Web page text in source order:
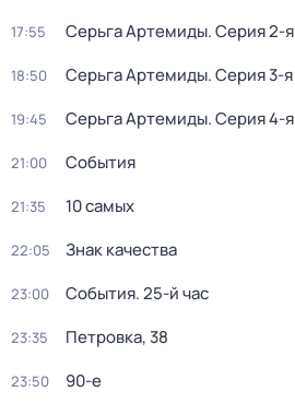
17:55 Серьга Артемиды. Серия 2-я
18:50 Серьга Артемиды. Серия 3-я
19:45 Серьга Артемиды. Серия 4-я
21:00 События
21:35 10 самых
22:05 Знак качества
23:00 События. 25-й час
23:35 Петровка, 38
23:50 90-е